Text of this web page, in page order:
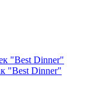
"Best Dinner"
"Best Dinner"